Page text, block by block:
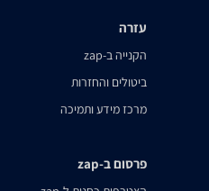
עזרה
הקנייה ב-zap
ביטולים והחזרות
מרכז מידע ותמיכה
פרסום ב-zap